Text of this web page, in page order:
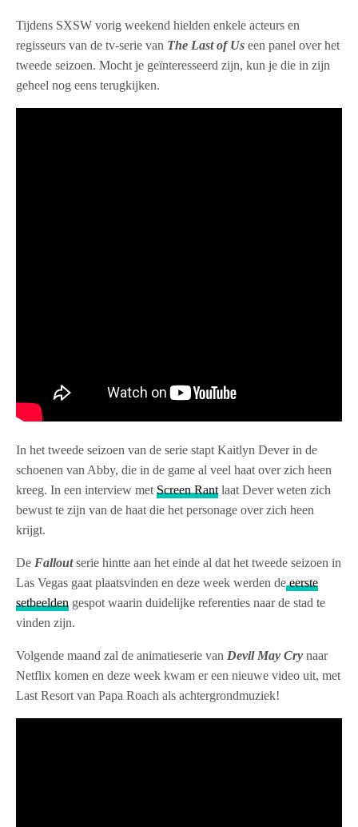
Tijdens SXSW vorig weekend hielden enkele acteurs en
regisseurs van de tv-serie van The Last of Us een panel over het
tweede seizoen. Mocht je geïnteresseerd zijn, kun je die in zijn
geheel nog eens terugkijken.
In het tweede seizoen van de serie stapt Kaitlyn Dever in de
schoenen van Abby, die in de game al veel haat over zich heen
kreeg. In een interview metScreen Rant laat Dever weten zich
bewust te zijn van de haat die het personage over zich heen
krijgt.
De Fallout serie hintte aan het einde al dat het tweede seizoen in
Las Vegas gaat plaatsvinden en deze week werden deeerste
setbeelden gespot waarin duidelijke referenties naar de stad te
vinden zijn.
Volgende maand zal de animatieserie van Devil May Cry naar
Netflix komen en deze week kwam er een nieuwe video uit, met
Last Resort van Papa Roach als achtergrondmuziek!